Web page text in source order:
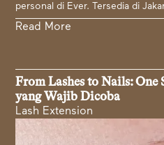
personal di Ever. Tersedia di
Read More
From Lashes to Nails: One
yang Wajib Dicoba
Lash Extension